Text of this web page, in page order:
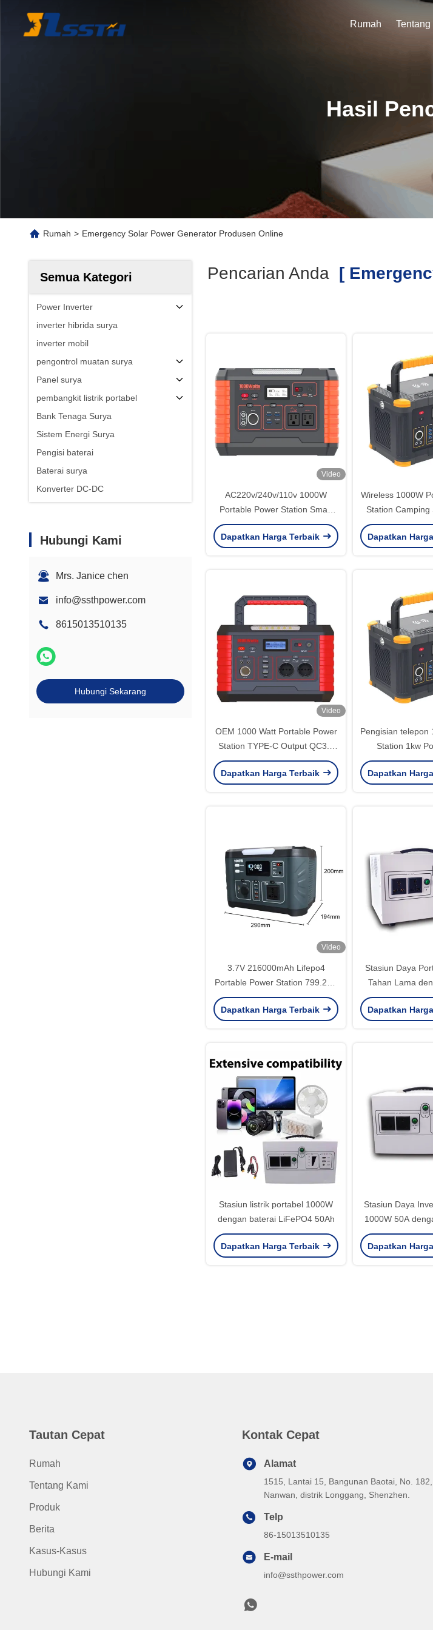
Rumah
Hasil
Rumah > Emergency Solar Power Generator Produsen Online
Semua Kategori
Power Inverter
inverter hibrida surya
inverter mobil
pengontrol muatan surya
Panel surya
pembangkit listrik portabel
Bank Tenaga Surya
Sistem Energi Surya
Pengisi baterai
Baterai surya
Konverter DC-DC
Hubungi Kami
Mrs. Janice chen
info@ssthpower.com
8615013510135
Hubungi Sekarang
Pencarian Anda[
Video
AC220v/240v/110v 1000W
Portable Power Station Smart
Emergency Solar Power
Generator
Dapatkan Harga Terbaik
Wireless 1000W
Station Camping
Station
Dapatkan
Video
OEM 1000 Watt Portable Power
Station TYPE-C Output QC3.0
18W Untuk pengisian cepat
Dapatkan Harga Terbaik
Pengisian telepon
Station 1kw
Dengan
Dapatkan
Video
3.7V 216000mAh Lifepo4
Portable Power Station 799.2wh
/ 1000w Power Bank
Dapatkan Harga Terbaik
Stasiun Daya
Tahan Lama
Lithium Iron
Dapatkan
Stasiun listrik portabel 1000W
dengan baterai LiFePO4 50Ah
Dapatkan Harga Terbaik
Stasiun Daya
1000W 50A
Daya
Dapatkan
Tautan Cepat
Rumah
Tentang Kami
Produk
Berita
Kasus-Kasus
Hubungi Kami
Kontak Cepat
Alamat
1515, Lantai 15, Bangunan Baotai, No.
Nanwan, distrik Longgang, Shenzhen.
Telp
86-15013510135
E-mail
info@ssthpower.com